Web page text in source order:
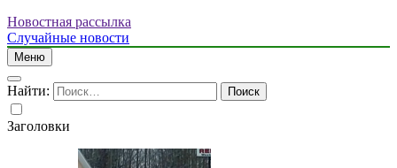
Новостная рассылка
Случайные новости
Меню
Найти:
Заголовки